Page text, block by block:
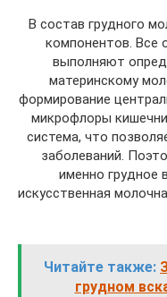
В состав грудного
компонентов. Все
выполняют
материнскому
формирование
микрофлоры
система, что
заболеваний.
именно грудное
искусственная
Читайте также:
грудном